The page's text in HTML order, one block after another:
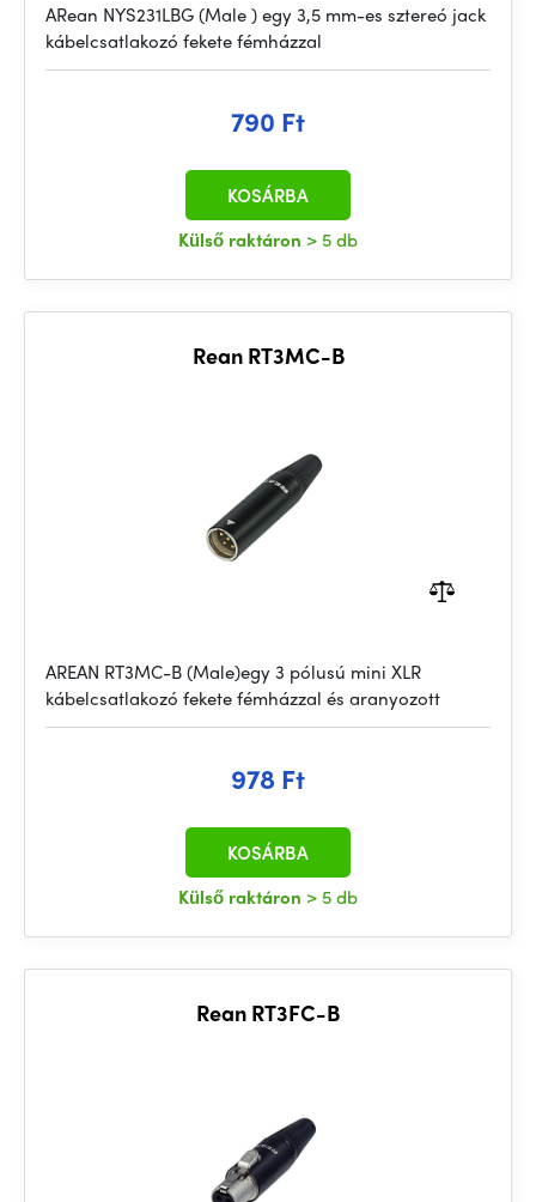
ARean NYS231LBG (Male ) egy 3,5 mm-es sztereó jack
kábelcsatlakozó fekete fémházzal
790 Ft
Külső raktáron > 5 db
KOSÁRBA
Rean RT3MC-B
AREAN RT3MC-B (Male)egy 3 pólusú mini XLR
kábelcsatlakozó fekete fémházzal és aranyozott
978 Ft
Külső raktáron > 5 db
KOSÁRBA
Rean RT3FC-B